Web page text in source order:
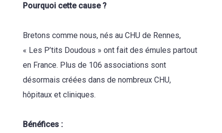
Pourquoi cette cause ?
Bretons comme nous, nés au CHU de Rennes,
« Les P’tits Doudous » ont fait des émules partout
en France. Plus de 106 associations sont
désormais créées dans de nombreux CHU,
hôpitaux et cliniques.
Bénéfices :